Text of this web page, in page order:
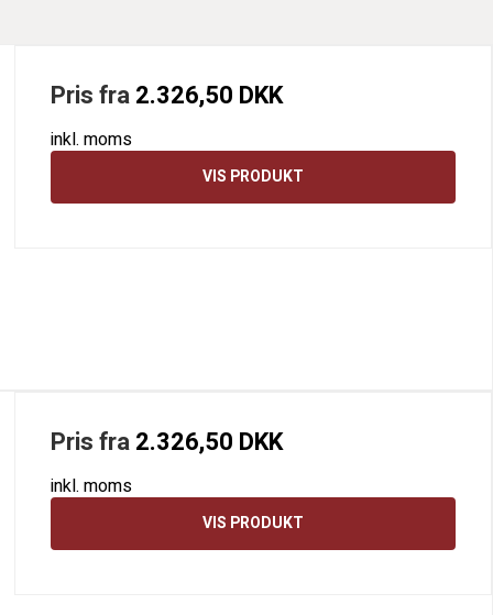
Pris fra2.326,50 DKK
inkl. moms
VIS PRODUKT
Pris fra2.326,50 DKK
inkl. moms
VIS PRODUKT